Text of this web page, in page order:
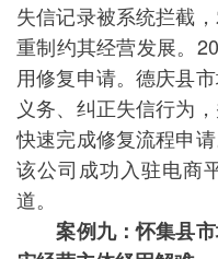
失信记录被系统拦截
重制约其经营发展。
用修复申请。德庆县
义务、纠正失信行为
快速完成修复流程申
该公司成功入驻电商
道。
案例九：怀集县